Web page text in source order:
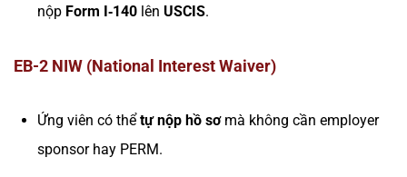
nộp Form I‑140lên USCIS.
EB-2 NIW (National Interest Waiver)
Ứng viên có thể tự nộp hồ sơmà không cần employer
sponsor hay PERM.